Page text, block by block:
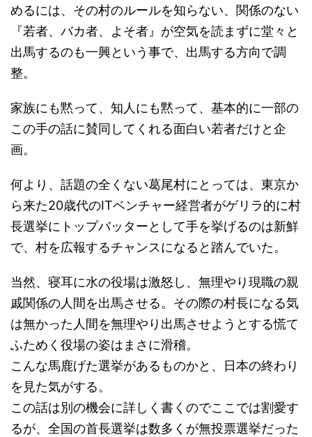
めるには、その村のルールを知らない、関係のない
『若者、バカ者、よそ者』が空気を読まずに堂々と
出馬するのも一興という事で、出馬する方向で調
整。
家族にも黙って、知人にも黙って、基本的に一部の
この手の話に賛同してくれる面白い若者だけと企
画。
何より、話題の全くない葛尾村にとっては、東京か
ら来た20歳代のITベンチャー経営者がゲリラ的に村
長選挙にトップバッターとして手を挙げるのは新鮮
で、村を広報するチャンスになると踏んでいた。
当然、寝耳に水の役場は激怒し、無理やり現職の親
戚関係の人間を出馬させる。その際の村長になる気
は無かった人間を無理やり出馬させようとする慌て
ふためく役場の姿はまさに滑稽。
こんな馬鹿げた選挙があるものかと、日本の終わり
を見た気がする。
この話は別の機会に詳しく書くのでここでは割愛す
るが、全国の首長選挙は数多くが無投票選挙だった